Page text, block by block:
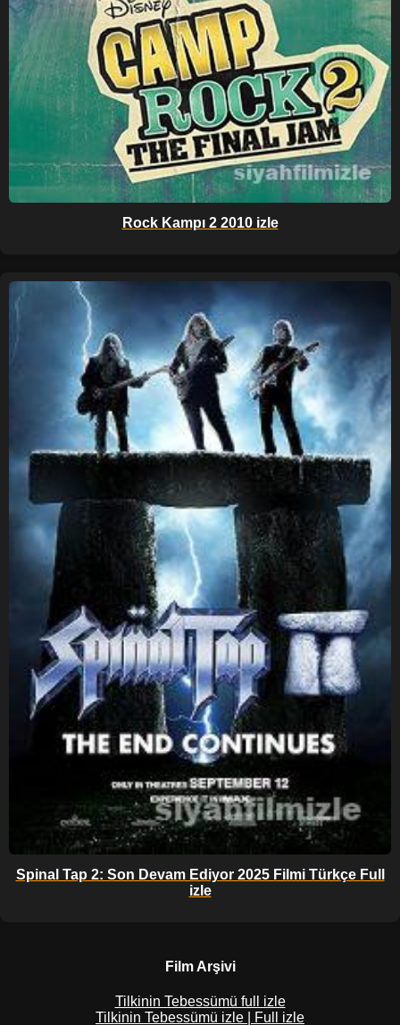
Rock Kampı 2 2010 izle
Spinal Tap 2: Son Devam Ediyor 2025 Filmi Türkçe Full
izle
Film Arşivi
Tilkinin Tebessümü full izle
Tilkinin Tebessümü izle | Full izle